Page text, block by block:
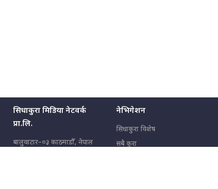
सिधाकुरा मिडिया नेटवर्क
प्रा.लि.
बालुवाटार–०३ काठमाडौँ, नेपाल
नेभिगेशन
सिधाकुरा विशेष
सबै कुरा